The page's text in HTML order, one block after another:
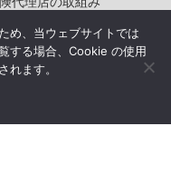
表記
2026
reserved.
め、当ウェブサイトでは
する場合、Cookie の使用
れます。